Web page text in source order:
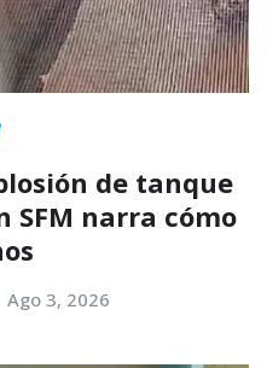
de tanque
SFM narra cómo
Ago 3, 2026